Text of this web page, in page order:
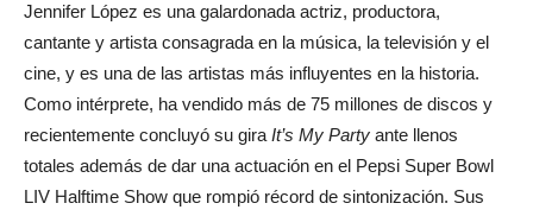
Jennifer López es una galardonada actriz, productora,
cantante y artista consagrada en la música, la televisión y el
cine, y es una de las artistas más influyentes en la historia.
Como intérprete, ha vendido más de 75 millones de discos y
recientemente concluyó su gira It’s My Party ante llenos
totales además de dar una actuación en el Pepsi Super Bowl
LIV Halftime Show que rompió récord de sintonización. Sus